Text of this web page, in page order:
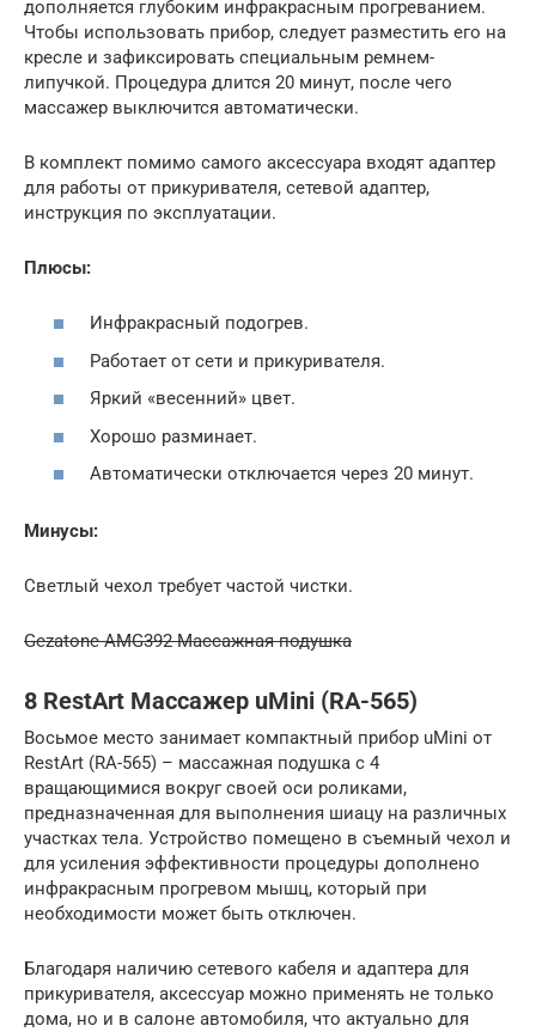
дополняется глубоким инфракрасным прогреванием.
Чтобы использовать прибор, следует разместить его на
кресле и зафиксировать специальным ремнем-
липучкой. Процедура длится 20 минут, после чего
массажер выключится автоматически.
В комплект помимо самого аксессуара входят адаптер
для работы от прикуривателя, сетевой адаптер,
инструкция по эксплуатации.
Плюсы:
Инфракрасный подогрев.
Работает от сети и прикуривателя.
Яркий «весенний» цвет.
Хорошо разминает.
Автоматически отключается через 20 минут.
Минусы:
Светлый чехол требует частой чистки.
Gezatone AMG392 Массажная подушка
8 RestArt Массажер uMini (RA-565)
Восьмое место занимает компактный прибор uMini от
RestArt (RA-565) – массажная подушка с 4
вращающимися вокруг своей оси роликами,
предназначенная для выполнения шиацу на различных
участках тела. Устройство помещено в съемный чехол и
для усиления эффективности процедуры дополнено
инфракрасным прогревом мышц, который при
необходимости может быть отключен.
Благодаря наличию сетевого кабеля и адаптера для
прикуривателя, аксессуар можно применять не только
дома, но и в салоне автомобиля, что актуально для